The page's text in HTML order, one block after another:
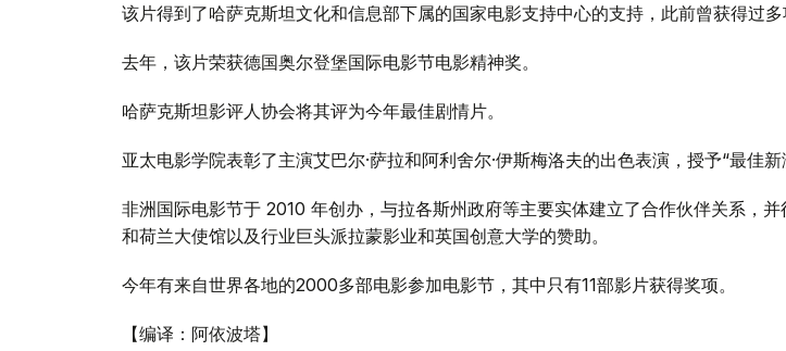
该片得到了哈萨克斯坦文化和信息部下属的国家电影支持中心的支持，此前曾获得过多
去年，该片荣获德国奥尔登堡国际电影节电影精神奖。
哈萨克斯坦影评人协会将其评为今年最佳剧情片。
亚太电影学院表彰了主演艾巴尔·萨拉和阿利舍尔·伊斯梅洛夫的出色表演，授予“最佳新
非洲国际电影节于 2010 年创办，与拉各斯州政府等主要实体建立了合作伙伴关系，
和荷兰大使馆以及行业巨头派拉蒙影业和英国创意大学的赞助。
今年有来自世界各地的2000多部电影参加电影节，其中只有11部影片获得奖项。
【编译：阿依波塔】